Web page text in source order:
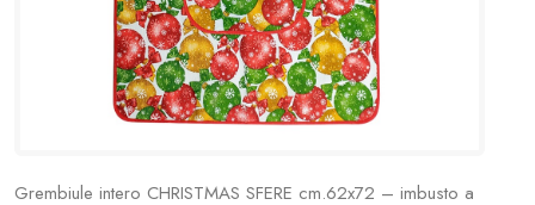
Grembiule intero CHRISTMAS SFERE cm.62x72 – imbusto a